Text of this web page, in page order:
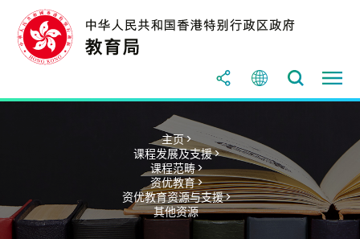
主页 >
课程发展及支援 >
课程范畴 >
资优教育 >
资优教育资源与支援 >
其他资源